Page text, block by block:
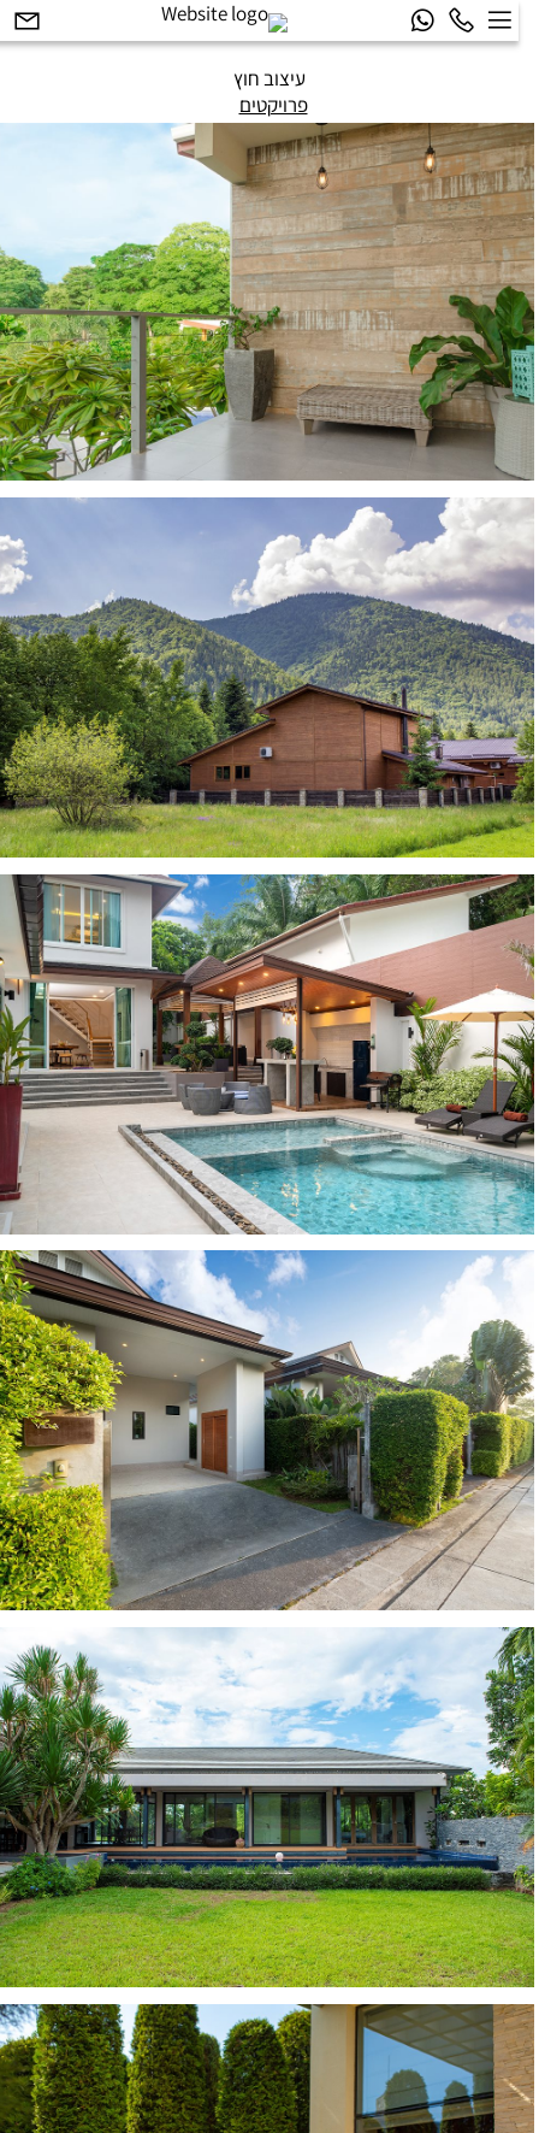
עיצוב חוץ
פרויקטים